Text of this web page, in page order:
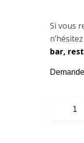
Si vous
bar,